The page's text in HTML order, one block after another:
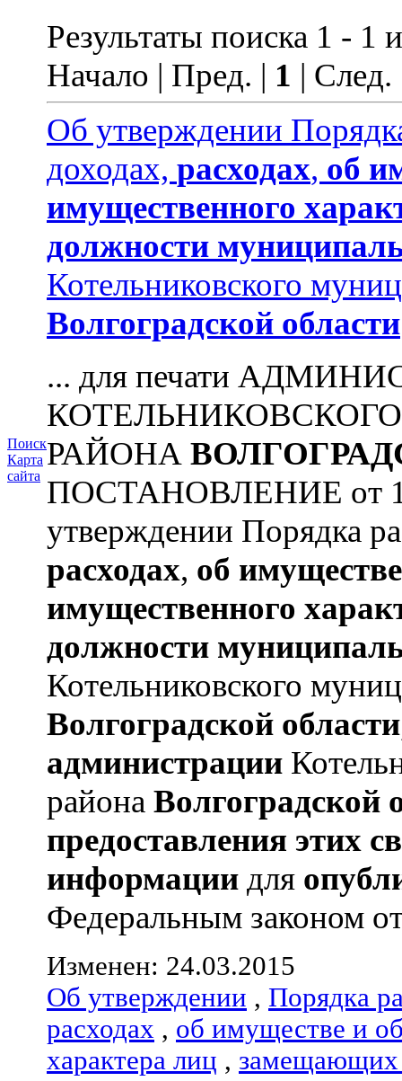
Поиск
Карта
сайта
Результаты поиска 1 - 1
Начало | Пред. | 1 |
Об утверждении
доходах, расходах, об
имущественного
должности
Котельниковского
Волгоградской области
... для печати
РАЙОНА
ПОСТАНОВЛЕНИЕ от
утверждении Порядка
расходах, об
имущественного
должности
Котельниковского
Волгоградской области
администрации
района Волгоградской
предоставления этих
информации для
Федеральным законом
Изменен: 24.03.2015
Об утверждении , Порядка
расходах , об имуществе и
характера лиц , замещающих